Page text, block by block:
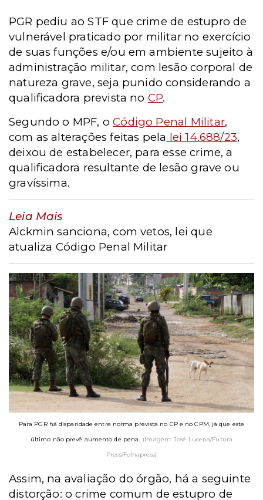
PGR pediu ao STF que crime de estupro de
vulnerável praticado por militar no exercício
de suas funções e/ou em ambiente sujeito à
administração militar, com lesão corporal de
natureza grave, seja punido considerando a
qualificadora prevista no CP.
Segundo o MPF, oCódigo Penal Militar,
com as alterações feitas pela lei 14.688/23,
deixou de estabelecer, para esse crime, a
qualificadora resultante de lesão grave ou
gravíssima.
Leia Mais
Alckmin sanciona, com vetos, lei que
atualiza Código Penal Militar
Para PGR há disparidade entre norma prevista no CP e no CPM, já que este
último não prevê aumento de pena.
(Imagem: José Lucena/Futura
Press/Folhapress)
Assim, na avaliação do órgão, há a seguinte
distorção: o crime comum de estupro de